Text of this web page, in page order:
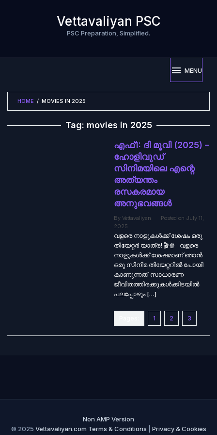
Vettavaliyan PSC
PSC Preparation, Simplified.
MENU
HOME / MOVIES IN 2025
Tag: movies in 2025
എഫ്1: ദി മൂവി (2025) –
ഹോളിവുഡ്
സിനിമയിലെ എന്റെ
അത്യന്തം
രസകരമായ
അനുഭവങ്ങൾ
By Vettavaliyan Posted on July 11,
2025
വളരെ നാളുകൾക്ക് ശേഷം ഒരു
തിയേറ്റർ യാത്ര! 🎬🍿 വളരെ
നാളുകൾക്ക് ശേഷമാണ് ഞാൻ
ഒരു സിനിമ തിയേറ്ററിൽ പോയി
കാണുന്നത്. സാധാരണ
ജീവിതത്തിരക്കുകൾക്കിടയിൽ
പലപ്പോഴും […]
1 2 3
Non AMP Version
© 2025 Vettavaliyan.com Terms & Conditions
Privacy & Cookies